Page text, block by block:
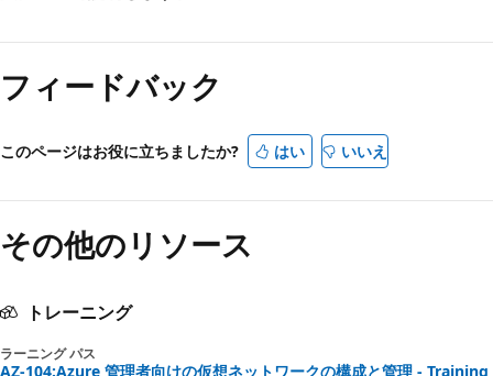
フィードバック
このページはお役に立ちましたか? はい いいえ
その他のリソース
トレーニング
ラーニング パス
AZ-104:Azure 管理者向けの仮想ネットワークの構成と管理 - Training